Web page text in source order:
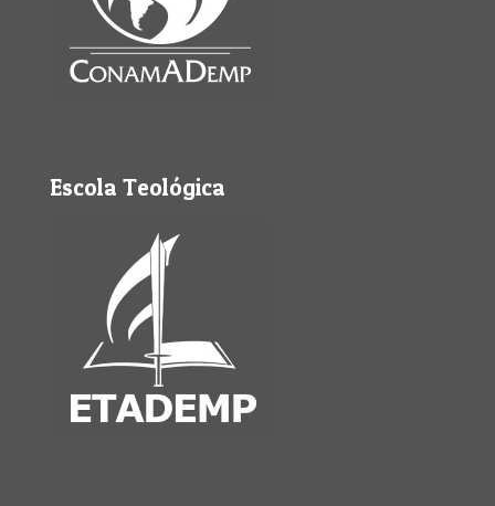
Escola Teológica